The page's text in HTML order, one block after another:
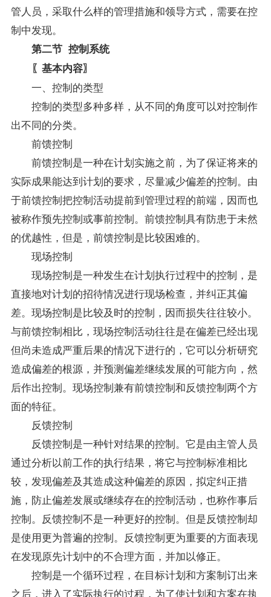
管人员，采取什么样的管理措施和领导方式，需要在控
制中发现。
第二节 控制系统
〖基本内容〗
一、控制的类型
控制的类型多种多样，从不同的角度可以对控制作
出不同的分类。
前馈控制
前馈控制是一种在计划实施之前，为了保证将来的
实际成果能达到计划的要求，尽量减少偏差的控制。由
于前馈控制把控制活动提前到管理过程的前端，因而也
被称作预先控制或事前控制。前馈控制具有防患于未然
的优越性，但是，前馈控制是比较困难的。
现场控制
现场控制是一种发生在计划执行过程中的控制，是
直接地对计划的招待情况进行现场检查，并纠正其偏
差。现场控制是比较及时的控制，因而损失往往较小。
与前馈控制相比，现场控制活动往往是在偏差已经出现
但尚未造成严重后果的情况下进行的，它可以分析研究
造成偏差的根源，并预测偏差继续发展的可能方向，然
后作出控制。现场控制兼有前馈控制和反馈控制两个方
面的特征。
反馈控制
反馈控制是一种针对结果的控制。它是由主管人员
通过分析以前工作的执行结果，将它与控制标准相比
较，发现偏差及其造成这种偏差的原因，拟定纠正措
施，防止偏差发展或继续存在的控制活动，也称作事后
控制。反馈控制不是一种更好的控制。但是反馈控制却
是使用更为普遍的控制。反馈控制更为重要的方面表现
在发现原先计划中的不合理方面，并加以修正。
控制是一个循环过程，在目标计划和方案制订出来
之后，进入了实际执行的过程，为了使计划和方案在执